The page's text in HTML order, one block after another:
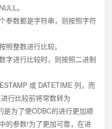
。
参数都是字符串，则按照字符
照整数进行比较。
字进行比较时，则按照二进制
或 DATETIME 列，而
行比较前将常数转为
为了使ODBC的进行更加顺
的参数!为了更加可靠，在进